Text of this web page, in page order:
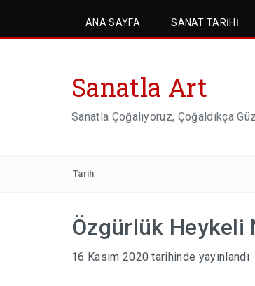
ANA SAYFA SANAT TARIHI
Sanatla Art
Sanatla Çoğalıyoruz, Çoğaldıkça
Tarih
Özgürlük Heykeli
16 Kasım 2020 tarihinde yayınlandı